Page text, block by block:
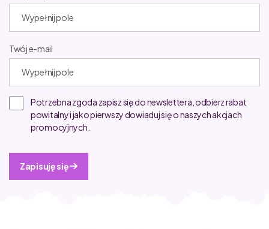
Twój e-mail
Potrzebna zgoda zapisz się do newslettera, odbierz rabat
powitalny i jako pierwszy dowiaduj się o naszych akcjach
promocyjnych.
Zapisuję się